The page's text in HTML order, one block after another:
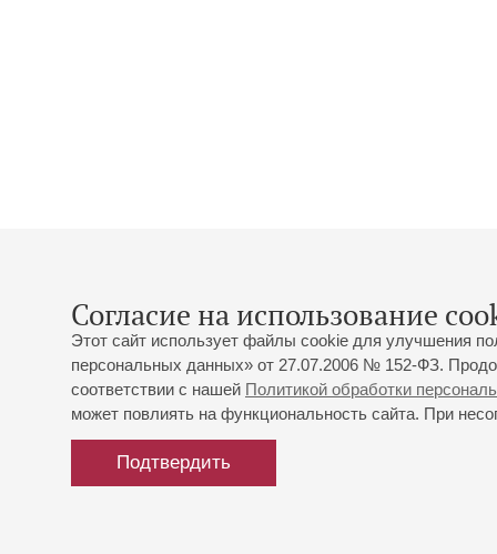
Согласие на использование
Этот сайт использует файлы cookie для улучшения
персональных данных» от 27.07.2006 № 152-ФЗ.
соответствии с нашей Политикой обработки
может повлиять на функциональность сайта. При
Подтвердить